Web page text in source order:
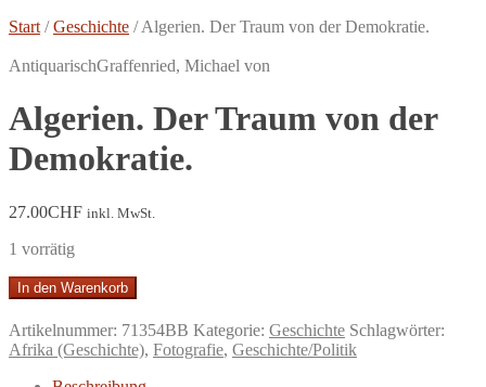
Start /Geschichte /Algerien. Der Traum von der Demokratie.
AntiquarischGraffenried, Michael von
Algerien. Der Traum von der
Demokratie.
27.00CHF inkl. MwSt.
1 vorrätig
Algerien.
Der
Traum
von
der
Demokratie.
In den Warenkorb
Artikelnummer: 71354BB Kategorie: Geschichte Schlagwörter:
Afrika (Geschichte), Fotografie, Geschichte/Politik